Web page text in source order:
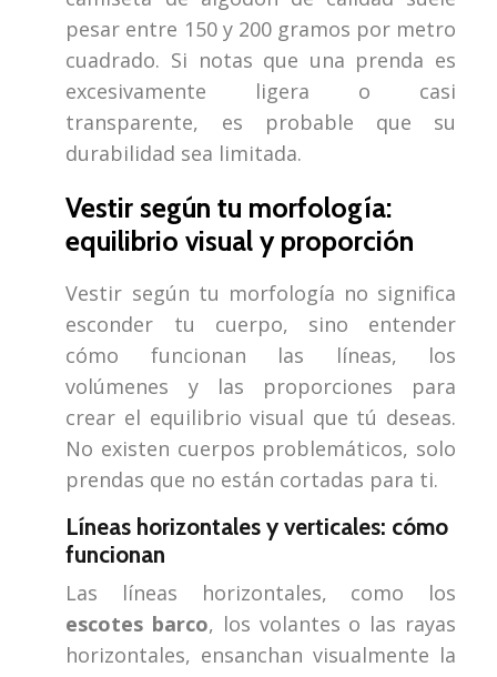
pesar entre 150 y 200 gramos por metro
cuadrado. Si notas que una prenda es
excesivamente ligera o casi
transparente, es probable que su
durabilidad sea limitada.
Vestir según tu morfología:
equilibrio visual y proporción
Vestir según tu morfología no significa
esconder tu cuerpo, sino entender
cómo funcionan las líneas, los
volúmenes y las proporciones para
crear el equilibrio visual que tú deseas.
No existen cuerpos problemáticos, solo
prendas que no están cortadas para ti.
Líneas horizontales y verticales: cómo
funcionan
Las líneas horizontales, como los
escotes barco, los volantes o las rayas
horizontales, ensanchan visualmente la